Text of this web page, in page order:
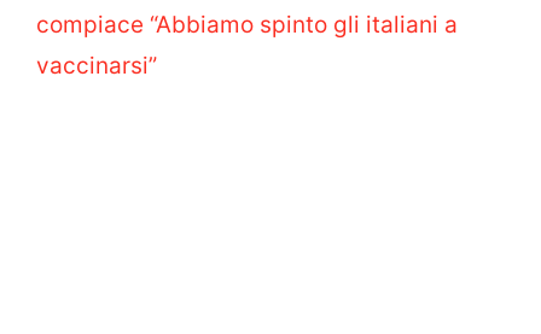
compiace “Abbiamo spinto gli italiani a
vaccinarsi”